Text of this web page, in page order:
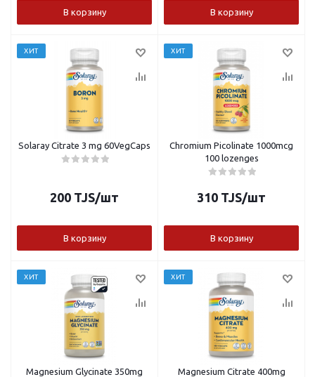
В корзину В корзину
ХИТ
Solaray Citrate 3 mg 60VegCaps
200 TJS/шт
В корзину
ХИТ
Chromium Picolinate 1000mcg
100 lozenges
310 TJS/шт
В корзину
ХИТ
Magnesium Glycinate 350mg
ХИТ
Magnesium Citrate 400mg